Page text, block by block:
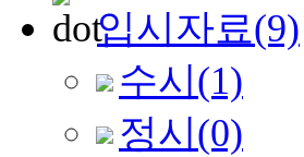
입시자료(9)
수시 (1)
정시 (0)